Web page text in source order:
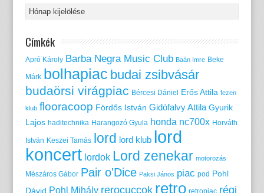
Címkék
Apró Károly Barba Negra Music Club Baán Imre Beke
Márk bolhapiac budai zsibvásár
budaörsi virágpiac Bércesi Dániel Erős Attila fezen
klub flooracoop Fördős István Gidófalvy Attila Gyurik
Lajos haditechnika Harangozó Gyula honda nc700x Horváth
István Keszei Tamás lord lord klub lord
koncert lordok Lord zenekar motorozás
Mészáros Gábor Pair o'Dice Paksi János piac pod Pohl
Dávid Pohl Mihály rerocuccok retro retropiac régi